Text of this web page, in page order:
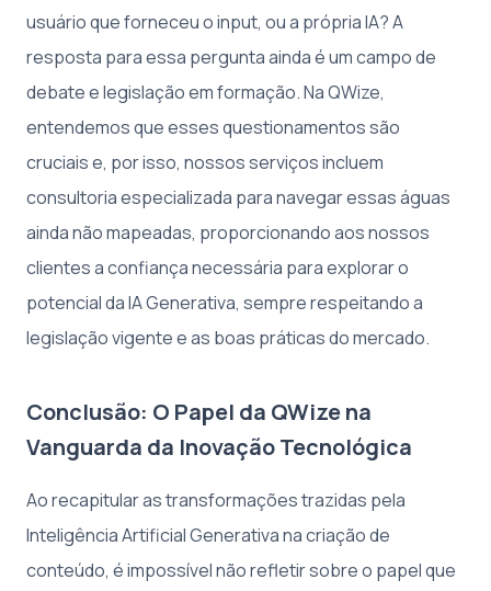
usuário que forneceu o input, ou a própria IA? A
resposta para essa pergunta ainda é um campo de
debate e legislação em formação. Na QWize,
entendemos que esses questionamentos são
cruciais e, por isso, nossos serviços incluem
consultoria especializada para navegar essas águas
ainda não mapeadas, proporcionando aos nossos
clientes a confiança necessária para explorar o
potencial da IA Generativa, sempre respeitando a
legislação vigente e as boas práticas do mercado.
Conclusão: O Papel da QWize na
Vanguarda da Inovação Tecnológica
Ao recapitular as transformações trazidas pela
Inteligência Artificial Generativa na criação de
conteúdo, é impossível não refletir sobre o papel que